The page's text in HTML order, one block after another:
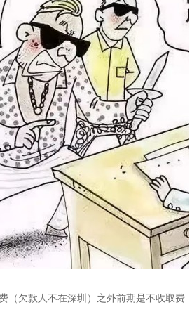
（欠款人不在深圳）之外前期是不收取费